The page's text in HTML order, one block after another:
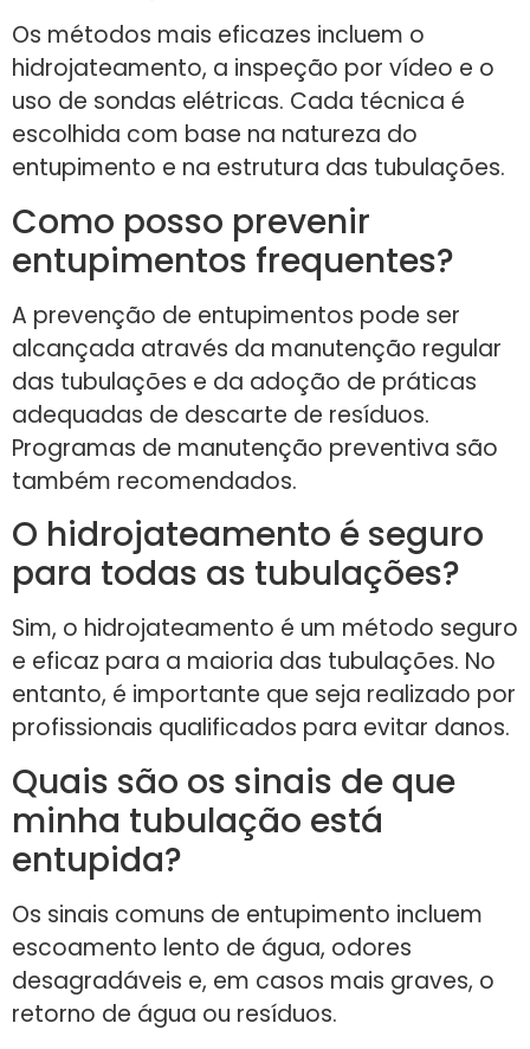
Os métodos mais eficazes incluem o
hidrojateamento, a inspeção por vídeo e o
uso de sondas elétricas. Cada técnica é
escolhida com base na natureza do
entupimento e na estrutura das tubulações.
Como posso prevenir
entupimentos frequentes?
A prevenção de entupimentos pode ser
alcançada através da manutenção regular
das tubulações e da adoção de práticas
adequadas de descarte de resíduos.
Programas de manutenção preventiva são
também recomendados.
O hidrojateamento é seguro
para todas as tubulações?
Sim, o hidrojateamento é um método seguro
e eficaz para a maioria das tubulações. No
entanto, é importante que seja realizado por
profissionais qualificados para evitar danos.
Quais são os sinais de que
minha tubulação está
entupida?
Os sinais comuns de entupimento incluem
escoamento lento de água, odores
desagradáveis e, em casos mais graves, o
retorno de água ou resíduos.